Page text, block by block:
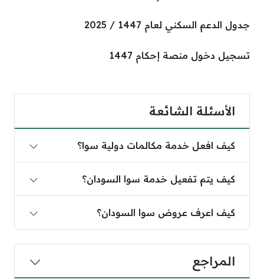
جدول الدعم السكني لعام 1447 / 2025
تسجيل دخول منصة إحكام 1447
الأسئلة الشائعة
كيف افعل خدمة مكالمات دولية سوا؟
كيف يتم تفعيل خدمة سوا السودان؟
كيف اعرف عروض سوا السودان؟
المراجع